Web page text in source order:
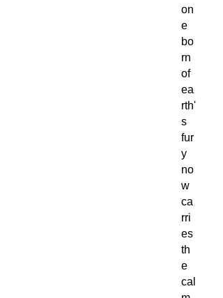
on
e
bo
rn
of
ea
rth'
s
fur
y
no
w
ca
rri
es
th
e
cal